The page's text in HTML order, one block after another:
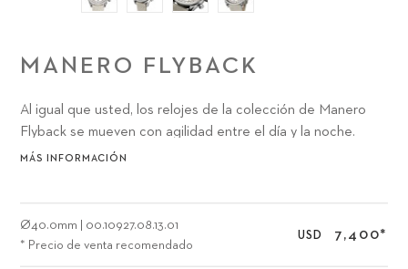
MANERO FLYBACK
Al igual que usted, los relojes de la colección de Manero
Flyback se mueven con agilidad entre el día y la noche.
Entre la ciudad y el campo. Entre el trabajo y las
cuenta. ¿Qué color le va más?
MÁS INFORMACIÓN
Ø40.0mm
00.10927.08.13.01
* Precio de venta recomendado
USD 7,400*